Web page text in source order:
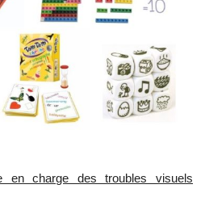
charge des troubles visuels